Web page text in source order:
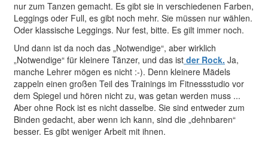
nur zum Tanzen gemacht. Es gibt sie in verschiedenen Farben,
Leggings oder Full, es gibt noch mehr. Sie müssen nur wählen.
Oder klassische Leggings. Nur fest, bitte. Es gilt immer noch.
Und dann ist da noch das „Notwendige“, aber wirklich
„Notwendige“ für kleinere Tänzer, und das ist der Rock. Ja,
manche Lehrer mögen es nicht :-). Denn kleinere Mädels
zappeln einen großen Teil des Trainings im Fitnessstudio vor
dem Spiegel und hören nicht zu, was getan werden muss ...
Aber ohne Rock ist es nicht dasselbe. Sie sind entweder zum
Binden gedacht, aber wenn ich kann, sind die „dehnbaren“
besser. Es gibt weniger Arbeit mit ihnen.